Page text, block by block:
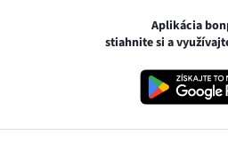
Aplikácia
stiahnite si a